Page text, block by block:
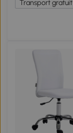
Transport gratuit